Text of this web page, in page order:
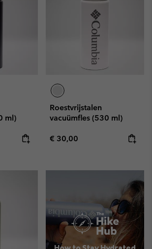
ml)
Roestvrijstalen
vacuümfles (530 ml)
Regular price:
€ 30,00